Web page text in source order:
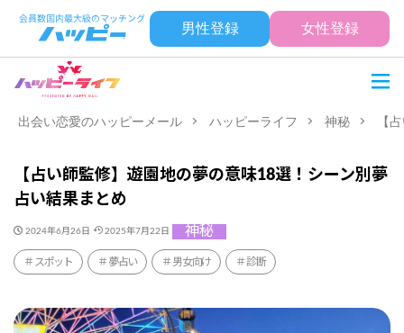
男性登録 女性登録
出会い恋愛のハッピーメール ハッピーライフ 神秘 【
【占い師監修】遊園地の夢の意味18選！シーン別夢
占い結果まとめ
2024年6月26日 2025年7月22日 神秘
スポット 夢占い 男女向け 診断